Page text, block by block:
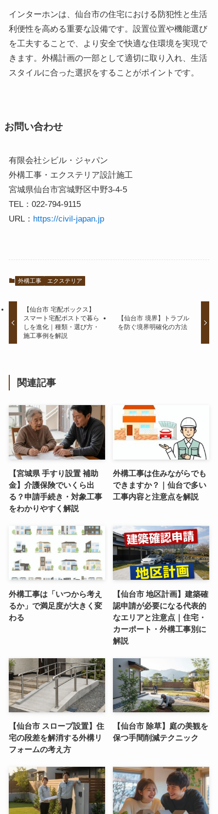
インターホンは、仙台市の住宅における防犯性と生活
利便性を高める重要な設備です。設置位置や機能選び
を工夫することで、より安全で快適な住環境を実現で
きます。外構計画の一部として適切に取り入れ、生活
スタイルに合った選択をすることがポイントです。
お問い合わせ
有限会社シビル・ジャパン
外構工事・エクステリア設計施工
宮城県仙台市宮城野区中野3-4-5
TEL：022-794-9115
URL： https://civil-japan.jp
外構工事 エクステリア
【仙台市 宅配ボックス】
スマート宅配ポストで暮ら
しを進化｜種類・選び方・
施工事例を解説
【仙台市 境界】トラブル
を防ぐ境界明確化の方法
関連記事
【宮城県 手すり設置 補助
金】介護保険でいくら出
る？申請手続き・対象工事
をわかりやすく解説
外構工事は住みながらでも
できますか？｜仙台で多い
工事内容と注意点を解説
外構工事は「いつから考え
るか」で満足度が大きく変
わる
【仙台市 地区計画】建築確
認申請が必要になる代表的
なエリアと注意点｜住宅・
カーポート・外構工事別に
解説
【仙台市 スロープ設置】住
宅の段差を解消する外構リ
フォームの考え方
【仙台市 除草】庭の美観を
保つ手間削減テクニック